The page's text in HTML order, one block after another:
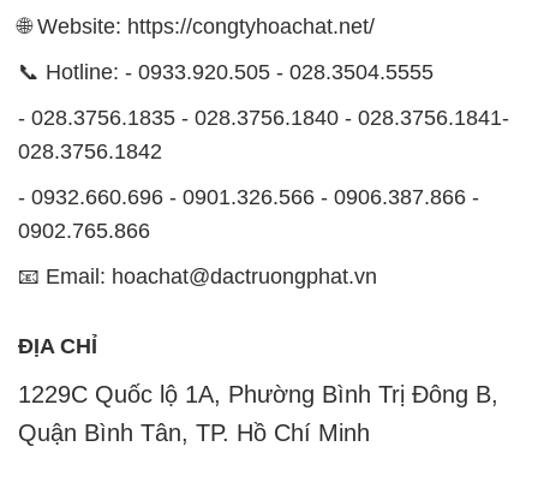
🌐 Website: https://congtyhoachat.net/
📞 Hotline: - 0933.920.505 - 028.3504.5555
- 028.3756.1835 - 028.3756.1840 - 028.3756.1841-
028.3756.1842
- 0932.660.696 - 0901.326.566 - 0906.387.866 -
0902.765.866
📧 Email: hoachat@dactruongphat.vn
ĐỊA CHỈ
1229C Quốc lộ 1A, Phường Bình Trị Đông B,
Quận Bình Tân, TP. Hồ Chí Minh